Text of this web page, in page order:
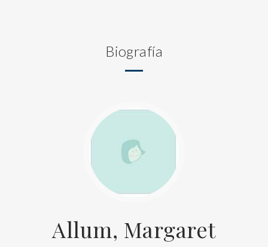
Biografía
Allum, Margaret